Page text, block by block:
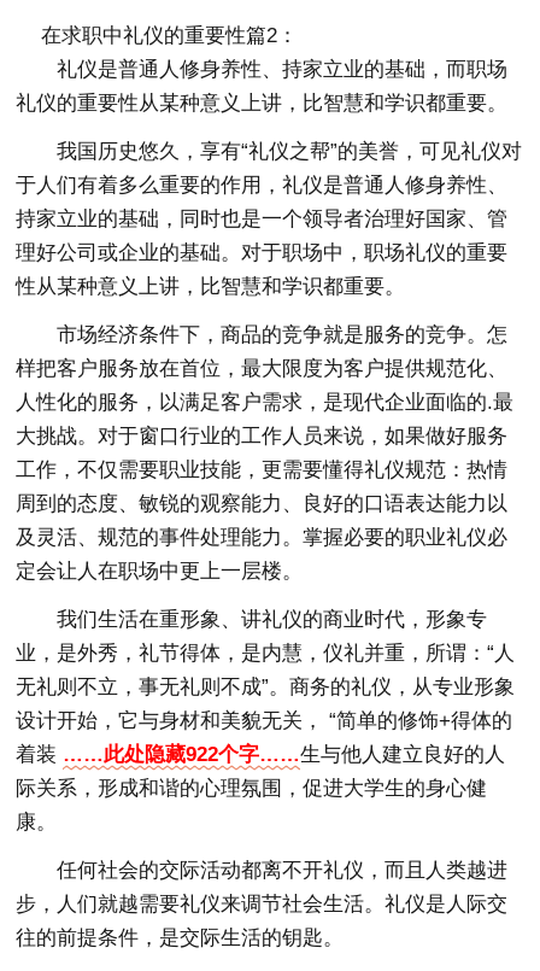
在求职中礼仪的重要性篇2：
礼仪是普通人修身养性、持家立业的基础，而职场
礼仪的重要性从某种意义上讲，比智慧和学识都重要。
我国历史悠久，享有“礼仪之帮”的美誉，可见礼仪对
于人们有着多么重要的作用，礼仪是普通人修身养性、
持家立业的基础，同时也是一个领导者治理好国家、管
理好公司或企业的基础。对于职场中，职场礼仪的重要
性从某种意义上讲，比智慧和学识都重要。
市场经济条件下，商品的竞争就是服务的竞争。怎
样把客户服务放在首位，最大限度为客户提供规范化、
人性化的服务，以满足客户需求，是现代企业面临的.最
大挑战。对于窗口行业的工作人员来说，如果做好服务
工作，不仅需要职业技能，更需要懂得礼仪规范：热情
周到的态度、敏锐的观察能力、良好的口语表达能力以
及灵活、规范的事件处理能力。掌握必要的职业礼仪必
定会让人在职场中更上一层楼。
我们生活在重形象、讲礼仪的商业时代，形象专
业，是外秀，礼节得体，是内慧，仪礼并重，所谓：“人
无礼则不立，事无礼则不成”。商务的礼仪，从专业形象
设计开始，它与身材和美貌无关， “简单的修饰+得体的
着装 ……此处隐藏922个字……生与他人建立良好的人
际关系，形成和谐的心理氛围，促进大学生的身心健
康。
任何社会的交际活动都离不开礼仪，而且人类越进
步，人们就越需要礼仪来调节社会生活。礼仪是人际交
往的前提条件，是交际生活的钥匙。